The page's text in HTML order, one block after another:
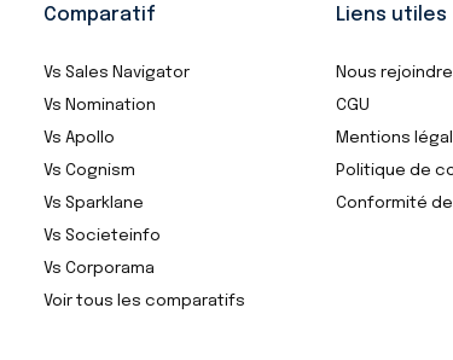
Comparatif
Vs Sales Navigator
Vs Nomination
Vs Apollo
Vs Cognism
Vs Sparklane
Vs Societeinfo
Vs Corporama
Voir tous les comparatifs
Liens utiles
Nous rejoindre
CGU
Mentions
Politique de
Conformité